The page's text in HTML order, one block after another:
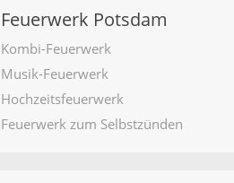
Feuerwerk Potsdam
Kombi-Feuerwerk
Musik-Feuerwerk
Hochzeitsfeuerwerk
Feuerwerk zum Selbstzünden